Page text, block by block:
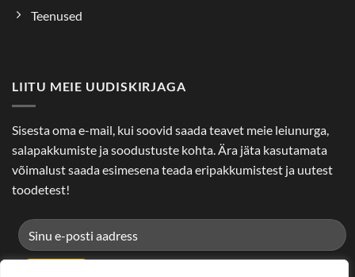
Teenused
LIITU MEIE UUDISKIRJAGA
Sisesta oma e-mail, kui soovid saada teavet meie leiunurga,
salapakkumiste ja soodustuste kohta. Ära jäta kasutamata
võimalust saada esimesena teada eripakkumistest ja uutest
toodetest!